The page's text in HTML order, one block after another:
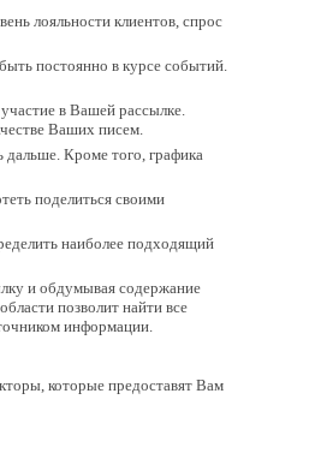
лояльности клиентов, спрос
постоянно в курсе событий.
в Вашей рассылке.
Ваших писем.
дальше. Кроме того, графика
поделиться своими
наиболее подходящий
и обдумывая содержание
позволит найти все
информации.
которые предоставят Вам